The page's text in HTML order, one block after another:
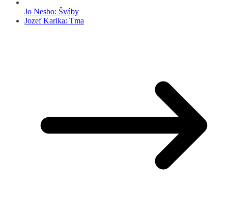
Jo Nesbo: Šváby
Jozef Karika: Tma